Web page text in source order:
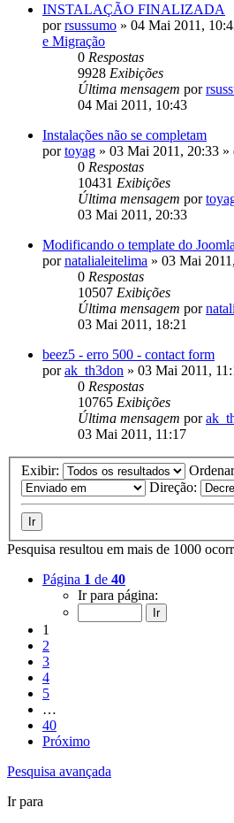
INSTALAÇÃO FINALIZADA
porrsussumo » 04 Mai 2011,
e Migração
0 Respostas
9928 Exibições
Última mensagem por
04 Mai 2011, 10:43
Instalações não se completam
portoyag » 03 Mai 2011, 20:33 »
0 Respostas
10431 Exibições
Última mensagem por
03 Mai 2011, 20:33
Modificando o template do Joomla
pornatalialeitelima » 03 Mai
0 Respostas
10507 Exibições
Última mensagem por
03 Mai 2011, 18:21
beez5 - erro 500 - contact form
porak_th3don » 03 Mai 2011,
0 Respostas
10765 Exibições
Última mensagem por
03 Mai 2011, 11:17
Exibir:
Direção:
Pesquisa resultou em mais de 1000
Página 1 de 40
Ir para página:
1
2
3
4
5
…
40
Próximo
Pesquisa avançada
Ir para